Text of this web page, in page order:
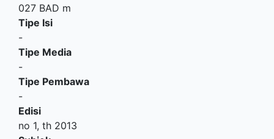
027 BAD m
Tipe Isi
-
Tipe Media
-
Tipe Pembawa
-
Edisi
no 1, th 2013